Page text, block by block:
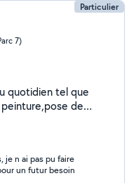
Particulier
7)
quotidien tel que
de
je n ai pas pu faire
un futur besoin